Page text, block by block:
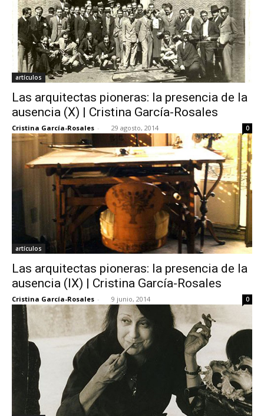
artículos
Las arquitectas pioneras: la presencia de la
ausencia (X) | Cristina García-Rosales
Cristina García-Rosales - 29 agosto, 2014 0
artículos
Las arquitectas pioneras: la presencia de la
ausencia (IX) | Cristina García-Rosales
Cristina García-Rosales - 9 junio, 2014 0